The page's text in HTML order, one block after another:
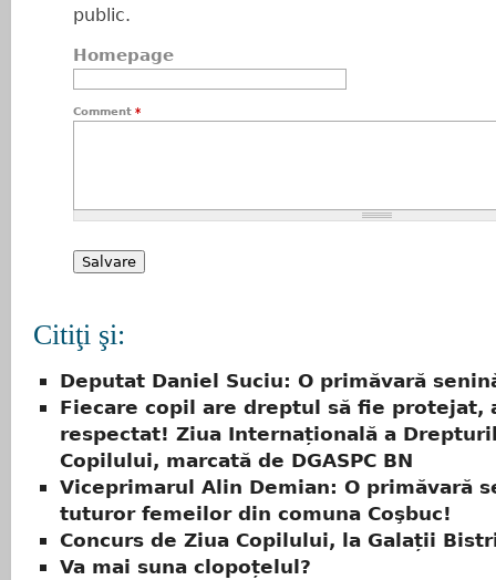
public.
Homepage
Comment *
Citiţi şi:
Deputat Daniel Suciu: O primăvară
Fiecare copil are dreptul să fie protejat,
respectat! Ziua Internațională a
Copilului, marcată de DGASPC BN
Viceprimarul Alin Demian: O primăvară
tuturor femeilor din comuna Coşbuc!
Concurs de Ziua Copilului, la Galații
Va mai suna clopoțelul?